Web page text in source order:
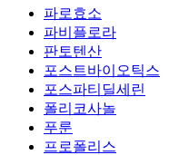
파로효소
파비플로라
판토텐산
포스트바이오틱스
포스파티딜세린
폴리코사놀
푸룬
프로폴리스